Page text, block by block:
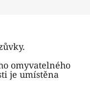
omyvatelného
je umístěna